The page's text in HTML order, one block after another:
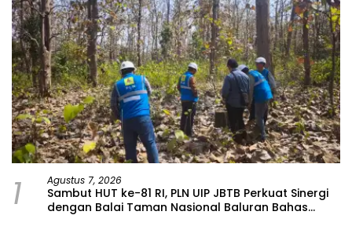
1 Agustus 7, 2026
Sambut HUT ke-81 RI, PLN UIP JBTB Perkuat Sinergi
dengan Balai Taman Nasional Baluran Bahas